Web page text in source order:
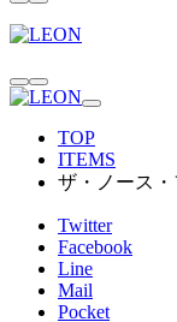
TOP
ITEMS
ザ・ノース
Twitter
Facebook
Line
Mail
Pocket